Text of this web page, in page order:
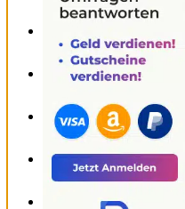
Brandungsangeln an
Angeln mit dem Hecht-
Spaß beginnt! | NDR
Renken fischen in den
#angeln #renken
Angeln bei Husum:
Spaß beginnt! | NDR
So geht Makrelen-
Videopodcast | NDR
Die Jagd nach